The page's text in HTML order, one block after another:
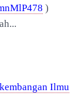
)
Ilmu